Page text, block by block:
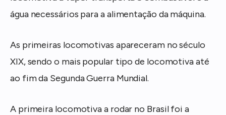
água necessários para a alimentação da máquina.
As primeiras locomotivas apareceram no século
XIX, sendo o mais popular tipo de locomotiva até
ao fim da Segunda Guerra Mundial.
A primeira locomotiva a rodar no Brasil foi a